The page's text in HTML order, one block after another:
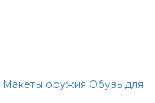
Макеты оружия Обувь для